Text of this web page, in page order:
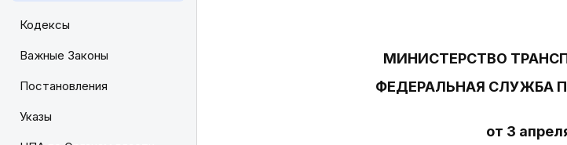
Кодексы
Важные Законы
Постановления
Указы
МИНИСТЕРСТВО
ФЕДЕРАЛЬНАЯ СЛУЖБА
от 3